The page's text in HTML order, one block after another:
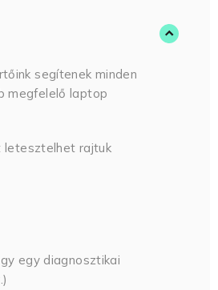
segítenek minden
megfelelő laptop
letesztelhet rajtuk
egy diagnosztikai